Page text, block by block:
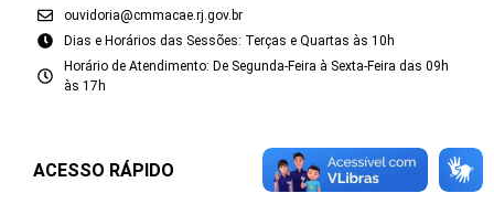
ouvidoria@cmmacae.rj.gov.br
Dias e Horários das Sessões: Terças e Quartas às 10h
Horário de Atendimento: De Segunda-Feira à Sexta-Feira das 09h
às 17h
ACESSO RÁPIDO